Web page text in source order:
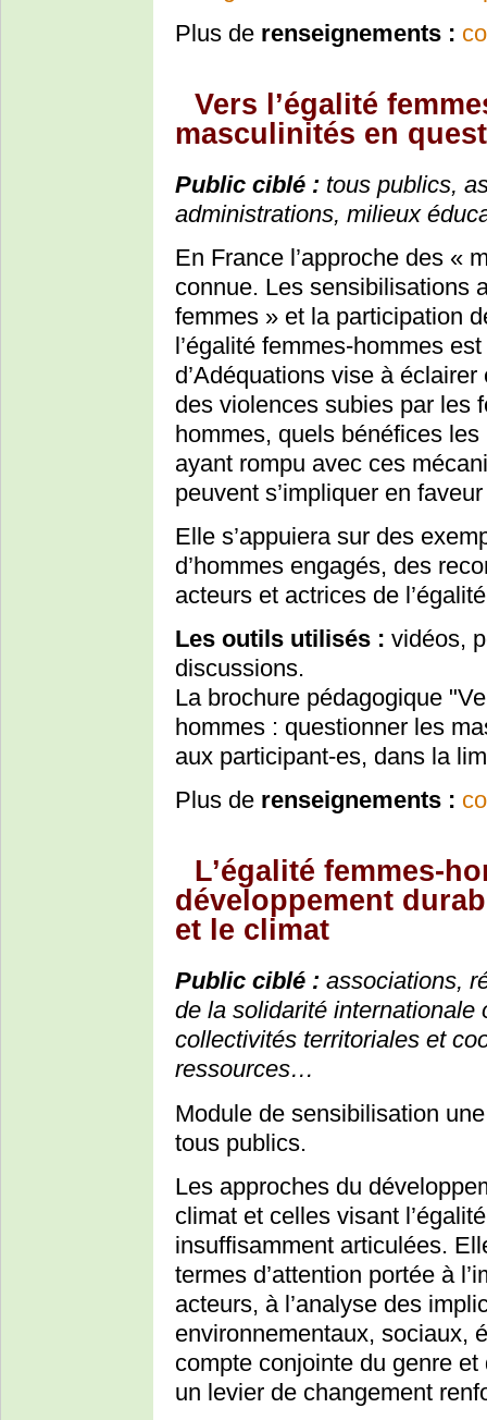
Plus de renseignements :
Vers l’égalité
masculinités en
Public ciblé : tous publics,
administrations, milieux
En France l’approche des «
connue. Les sensibilisations
femmes » et la participation
l’égalité femmes-hommes
d’Adéquations vise à
des violences subies par les
hommes, quels bénéfices
ayant rompu avec ces
peuvent s’impliquer en
Elle s’appuiera sur des
d’hommes engagés, des
acteurs et actrices de
Les outils utilisés : vidéos,
discussions.
La brochure pédagogique
hommes : questionner les
aux participant-es, dans la
Plus de renseignements :
L’égalité femmes-
développement
et le climat
Public ciblé : associations,
de la solidarité internationale
collectivités territoriales et
ressources…
Module de sensibilisation
tous publics.
Les approches du
climat et celles visant
insuffisamment articulées.
termes d’attention portée à
acteurs, à l’analyse des
environnementaux, sociaux,
compte conjointe du genre
un levier de changement